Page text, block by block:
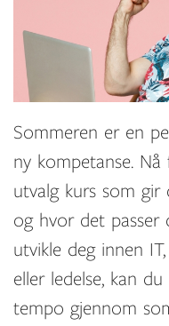
Sommeren er en
ny kompetanse.
utvalg kurs som
og hvor det passer
utvikle deg innen
eller ledelse, kan
tempo gjennom